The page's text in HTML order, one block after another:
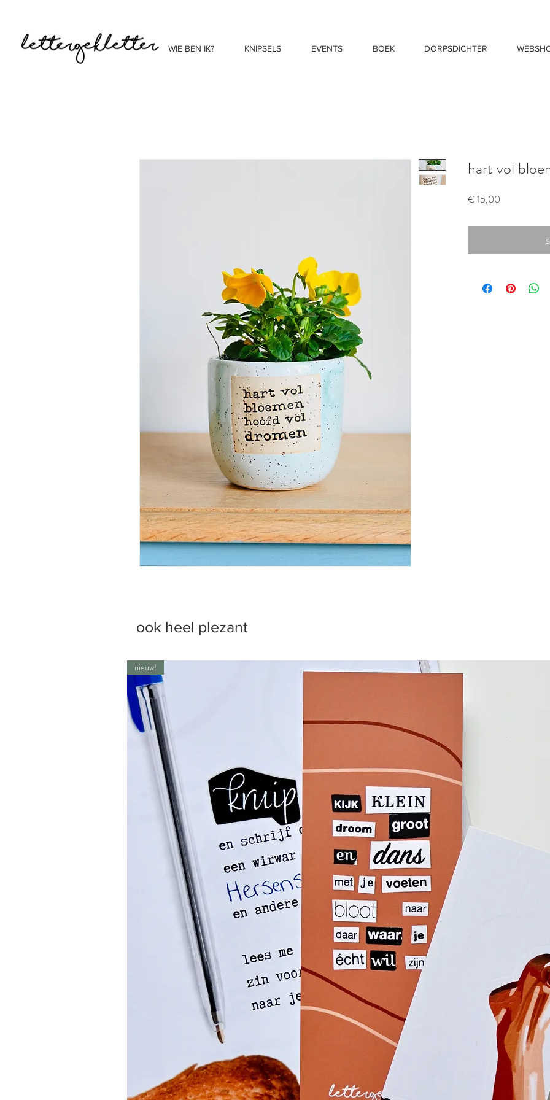
WIE BEN IK? KNIPSELS EVENTS BOEK DORPSDICHTER
hart vol
€ 15,00
ook heel plezant
nieuw!